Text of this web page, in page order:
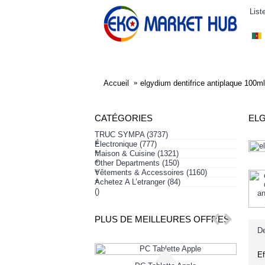
Accueil elgydium dentifrice antiplaque 100ml
CATÉGORIES
TRUC SYMPA (3737)
+
Électronique (777)
+
Maison & Cuisine (1321)
+
Other Departments (150)
+
Vêtements & Accessoires (1160)
+
Achetez A L’etranger (84)
()
PLUS DE MEILLEURES OFFRES